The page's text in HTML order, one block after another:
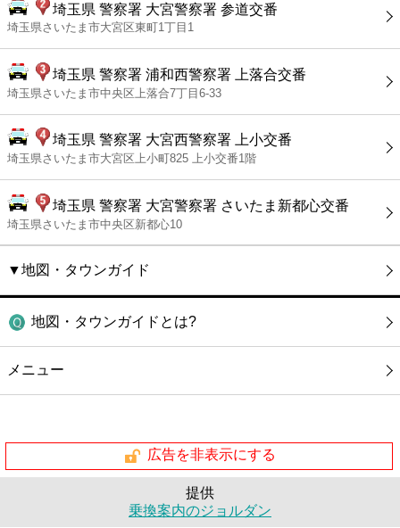
埼玉県 警察署 大宮警察署 参道交番
埼玉県さいたま市大宮区東町1丁目1
埼玉県 警察署 浦和西警察署 上落合交番
埼玉県さいたま市中央区上落合7丁目6-33
埼玉県 警察署 大宮西警察署 上小交番
埼玉県さいたま市大宮区上小町825 上小交番1階
埼玉県 警察署 大宮警察署 さいたま新都心交番
埼玉県さいたま市中央区新都心10
▼地図・タウンガイド
地図・タウンガイドとは?
メニュー
広告を非表示にする
提供
乗換案内のジョルダン